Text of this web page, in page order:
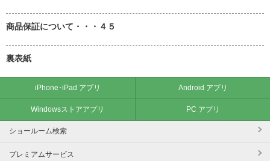
商品保証について・・・４５
裏表紙
iPhone･iPad アプリ Android アプリ
Windowsストアアプリ PC アプリ
ショールーム検索
プレミアムサービス